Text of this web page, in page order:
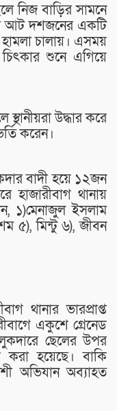
নিজ বাড়ির সামনে
আট দশজনের একটি
হামলা চালায়। এসময়
শুনে এগিয়ে
উদ্ধার করে
করেন।
বাদী হয়ে ১২জন
থানায়
১)মেনাজুল ইসলাম
৫), মিন্টু ৬), জীবন
থানার ভারপ্রাপ্ত
একুশে গ্রেনেড
ছেলের উপর
হয়েছে। বাকি
অভিযান অব্যাহত